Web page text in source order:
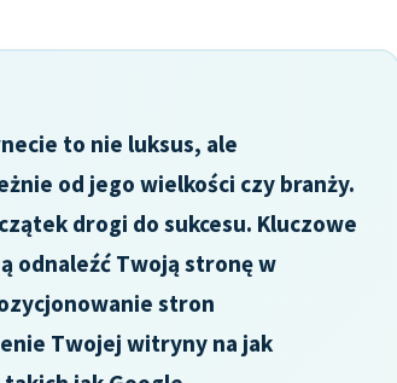
to nie luksus, ale
od jego wielkości czy branży.
drogi do sukcesu. Kluczowe
odnaleźć Twoją stronę w
stron
Twojej witryny na jak